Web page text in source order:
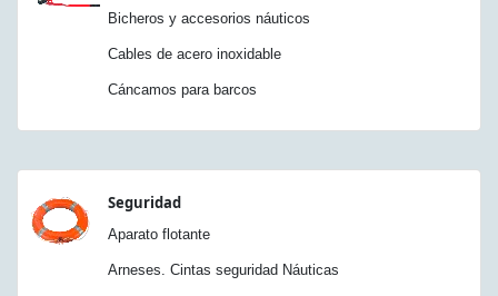
Bicheros y accesorios náuticos
Cables de acero inoxidable
Cáncamos para barcos
Seguridad
Aparato flotante
Arneses. Cintas seguridad Náuticas